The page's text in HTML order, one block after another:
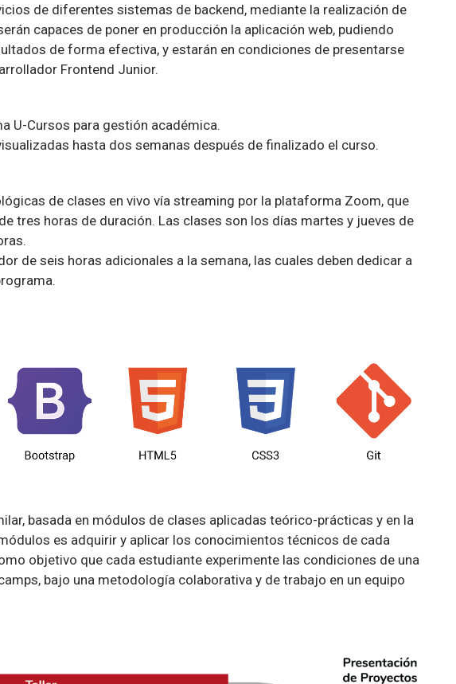
de diferentes sistemas de backend, mediante la realización de
capaces de poner en producción la aplicación web, pudiendo
de forma efectiva, y estarán en condiciones de presentarse
Frontend Junior.
U-Cursos para gestión académica.
hasta dos semanas después de finalizado el curso.
de clases en vivo vía streaming por la plataforma Zoom, que
tres horas de duración. Las clases son los días martes y jueves de
de seis horas adicionales a la semana, las cuales deben dedicar a
basada en módulos de clases aplicadas teórico-prácticas y en la
es adquirir y aplicar los conocimientos técnicos de cada
objetivo que cada estudiante experimente las condiciones de una
bajo una metodología colaborativa y de trabajo en un equipo